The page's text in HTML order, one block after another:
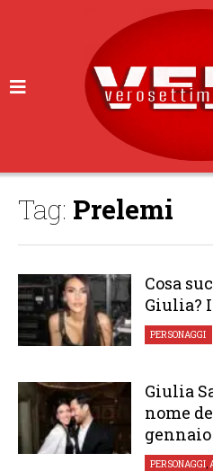
Tag: Prelemi
Cosa
Giulia?
PERSONAGGI
Giulia
nome
gennaio
PERSONAGGI,